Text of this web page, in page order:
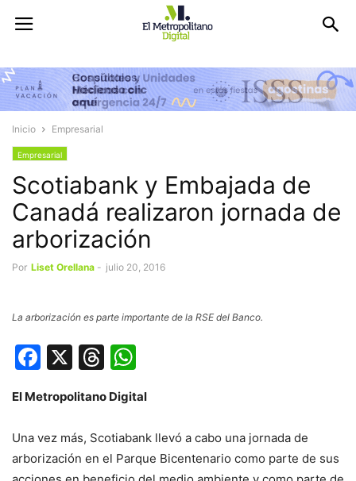
Inicio Empresarial
Empresarial
Scotiabank y Embajada de
Canadá realizaron jornada de
arborización
Por Liset Orellana - julio 20, 2016
La arborización es parte importante de la RSE del Banco.
Facebook
X Threads
El Metropolitano Digital
Una vez más, Scotiabank llevó a cabo una jornada de
arborización en el Parque Bicentenario como parte de sus